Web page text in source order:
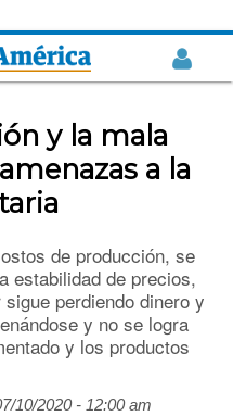
y la mala
a la
de producción, se
estabilidad de precios,
perdiendo dinero y
y no se logra
y los productos
10/2020 - 12:00 am